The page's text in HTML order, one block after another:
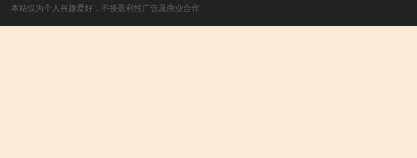
本站仅为个人兴趣爱好，不接盈利性广告及商业合作